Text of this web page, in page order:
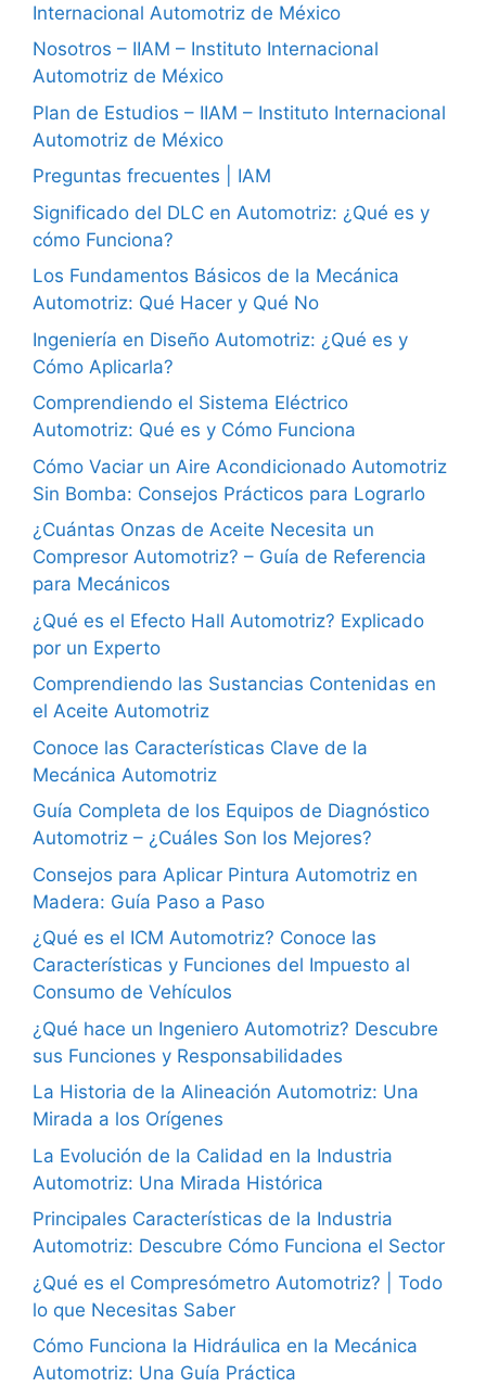
Internacional Automotriz de México
Nosotros – IIAM – Instituto Internacional
Automotriz de México
Plan de Estudios – IIAM – Instituto Internacional
Automotriz de México
Preguntas frecuentes | IAM
Significado del DLC en Automotriz: ¿Qué es y
cómo Funciona?
Los Fundamentos Básicos de la Mecánica
Automotriz: Qué Hacer y Qué No
Ingeniería en Diseño Automotriz: ¿Qué es y
Cómo Aplicarla?
Comprendiendo el Sistema Eléctrico
Automotriz: Qué es y Cómo Funciona
Cómo Vaciar un Aire Acondicionado Automotriz
Sin Bomba: Consejos Prácticos para Lograrlo
¿Cuántas Onzas de Aceite Necesita un
Compresor Automotriz? – Guía de Referencia
para Mecánicos
¿Qué es el Efecto Hall Automotriz? Explicado
por un Experto
Comprendiendo las Sustancias Contenidas en
el Aceite Automotriz
Conoce las Características Clave de la
Mecánica Automotriz
Guía Completa de los Equipos de Diagnóstico
Automotriz – ¿Cuáles Son los Mejores?
Consejos para Aplicar Pintura Automotriz en
Madera: Guía Paso a Paso
¿Qué es el ICM Automotriz? Conoce las
Características y Funciones del Impuesto al
Consumo de Vehículos
¿Qué hace un Ingeniero Automotriz? Descubre
sus Funciones y Responsabilidades
La Historia de la Alineación Automotriz: Una
Mirada a los Orígenes
La Evolución de la Calidad en la Industria
Automotriz: Una Mirada Histórica
Principales Características de la Industria
Automotriz: Descubre Cómo Funciona el Sector
¿Qué es el Compresómetro Automotriz? | Todo
lo que Necesitas Saber
Cómo Funciona la Hidráulica en la Mecánica
Automotriz: Una Guía Práctica